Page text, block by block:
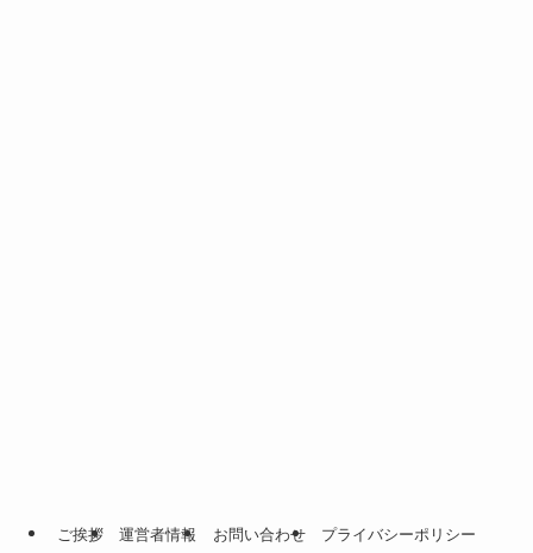
ご挨拶 運営者情報 お問い合わせ プライバシーポリシー